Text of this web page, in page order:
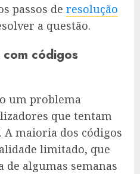
passos de resolução
a questão.
códigos
um problema
que tentam
A maioria dos códigos
limitado, que
algumas semanas